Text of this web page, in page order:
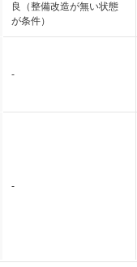
良（整備改造が無い状態
が条件）
-
-